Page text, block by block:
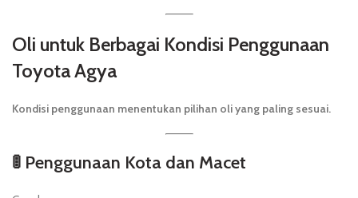
Oli untuk Berbagai Kondisi Penggunaan
Toyota Agya
Kondisi penggunaan menentukan pilihan oli yang paling sesuai.
🚦 Penggunaan Kota dan Macet